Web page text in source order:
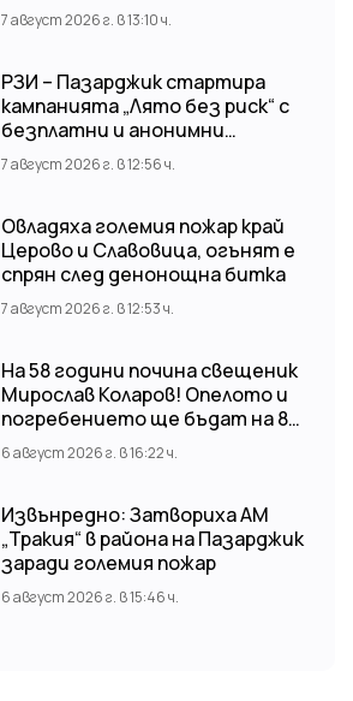
7 август 2026 г. в 13:10 ч.
РЗИ – Пазарджик стартира
кампанията „Лято без риск“ с
безплатни и анонимни
изследвания за ХИВ
7 август 2026 г. в 12:56 ч.
Овладяха големия пожар край
Церово и Славовица, огънят е
спрян след денонощна битка
7 август 2026 г. в 12:53 ч.
На 58 години почина свещеник
Мирослав Коларов! Опелото и
погребението ще бъдат на 8
август (събота) от 11:00 часа в
храм “Св. Св. Козма и Дамян”, гр.
6 август 2026 г. в 16:22 ч.
Извънредно: Затвориха АМ
„Тракия“ в района на Пазарджик
заради големия пожар
6 август 2026 г. в 15:46 ч.